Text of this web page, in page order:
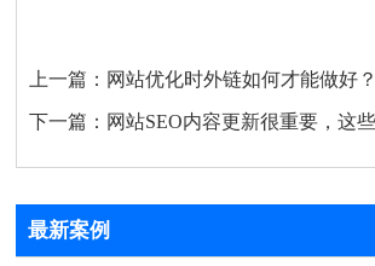
上一篇： 网站优化时外链如何才能做好？
下一篇： 网站SEO内容更新很重要，这
最新案例